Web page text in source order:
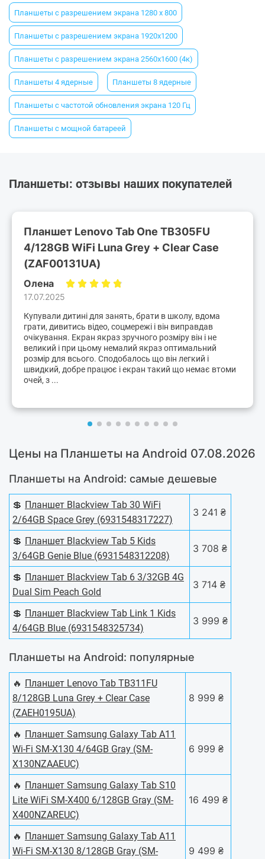
Планшеты с разрешением экрана 1280 х 800
Планшеты с разрешением экрана 1920x1200
Планшеты с разрешением экрана 2560x1600 (4к)
Планшеты 4 ядерные Планшеты 8 ядерные
Планшеты с частотой обновления экрана 120 Гц
Планшеты с мощной батареей
Планшеты: отзывы наших покупателей
Планшет Lenovo Tab One TB305FU
4/128GB WiFi Luna Grey + Clear Case
(ZAF00131UA)
Олена
17.07.2025
Купували дитині для занять, брати в школу, вдома
грати, дивитись відео, соцмережі і він виправдав
очікування. Екран якраз зручного розміру він і не
великий і при цьому немалий якраз оптимальний
розмір для всього. Сподобалось що він легкий і
швидкий, добре працює і екран такий що немає втоми
очей, з ...
Цены на Планшеты на Android 07.08.2026
Планшеты на Android: самые дешевые
💲 Планшет Blackview Tab 30 WiFi
2/64GB Space Grey (6931548317227)
3 241 ₴
💲 Планшет Blackview Tab 5 Kids
3/64GB Genie Blue (6931548312208)
3 708 ₴
💲 Планшет Blackview Tab 6 3/32GB 4G
Dual Sim Peach Gold
3 714 ₴
💲 Планшет Blackview Tab Link 1 Kids
4/64GB Blue (6931548325734)
3 999 ₴
Планшеты на Android: популярные
🔥 Планшет Lenovo Tab TB311FU
8/128GB Luna Grey + Clear Case
(ZAEH0195UA)
8 999 ₴
🔥 Планшет Samsung Galaxy Tab A11
Wi-Fi SM-X130 4/64GB Gray (SM-
X130NZAAEUC)
6 999 ₴
🔥 Планшет Samsung Galaxy Tab S10
Lite WiFi SM-X400 6/128GB Gray (SM-
X400NZAREUC)
16 499 ₴
🔥 Планшет Samsung Galaxy Tab A11
Wi-Fi SM-X130 8/128GB Gray (SM-
9 499 ₴